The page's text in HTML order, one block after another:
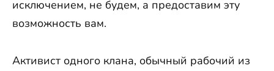
исключением, не будем, а предоставим эту
возможность вам.
Активист одного клана, обычный рабочий из